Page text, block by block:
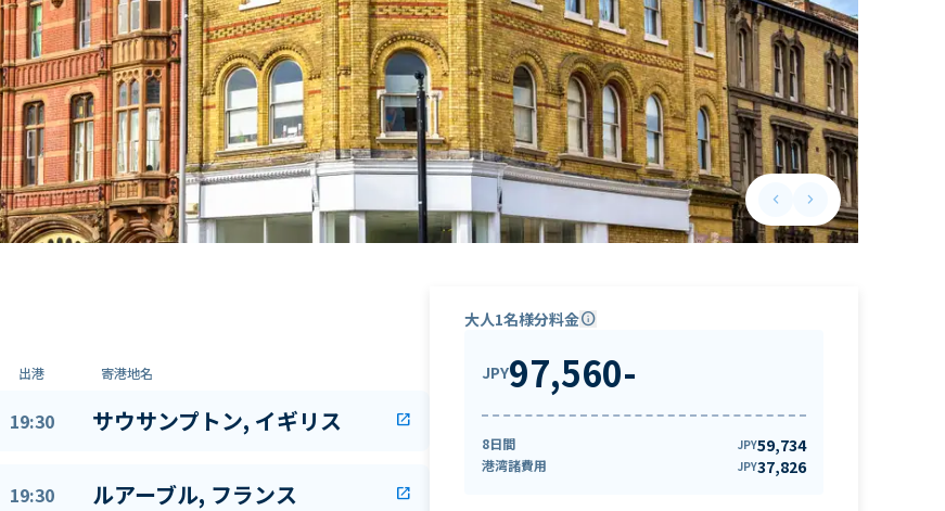
keyboard_arrow_leftPrevious slide
keyboard_arrow_rightNext slide
出港 寄港地名
19:30 サウサンプトン, イギリス open_in_new
19:30 ルアーブル, フランス open_in_new
大人1名様分料金info
JPY97,560-
8日間 JPY59,734
港湾諸費用 JPY37,826